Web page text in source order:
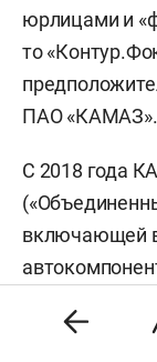
юрлицами и
то
ПАО «КАМАЗ».
С 2018 года
включающей
на